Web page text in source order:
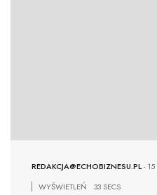
REDAKCJA@ECHOBIZNESU.PL-
WYŚWIETLEŃ
33 SECS